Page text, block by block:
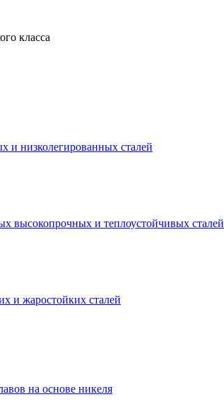
класса
и низколегированных сталей
высокопрочных и теплоустойчивых сталей
и жаростойких сталей
на основе никеля